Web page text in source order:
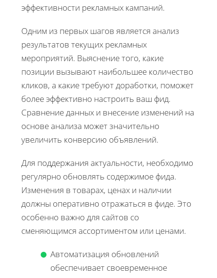
эффективности рекламных кампаний.
Одним из первых шагов является анализ
результатов текущих рекламных
мероприятий. Выяснение того, какие
позиции вызывают наибольшее количество
кликов, а какие требуют доработки, поможет
более эффективно настроить ваш фид.
Сравнение данных и внесение изменений на
основе анализа может значительно
увеличить конверсию объявлений.
Для поддержания актуальности, необходимо
регулярно обновлять содержимое фида.
Изменения в товарах, ценах и наличии
должны оперативно отражаться в фиде. Это
особенно важно для сайтов со
сменяющимся ассортиментом или ценами.
Автоматизация обновлений
обеспечивает своевременное